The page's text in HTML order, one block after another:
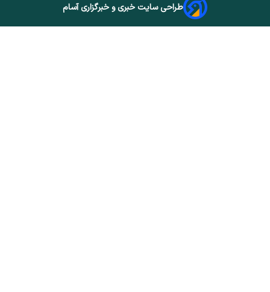
طراحی سایت خبری و خبرگزاری آسام